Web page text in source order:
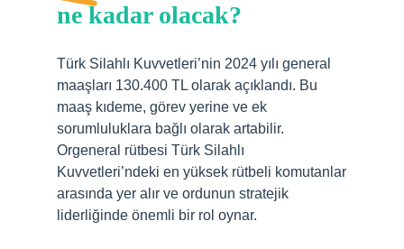
ne kadar olacak?
Türk Silahlı Kuvvetleri’nin 2024 yılı general
maaşları 130.400 TL olarak açıklandı. Bu
maaş kıdeme, görev yerine ve ek
sorumluluklara bağlı olarak artabilir.
Orgeneral rütbesi Türk Silahlı
Kuvvetleri’ndeki en yüksek rütbeli komutanlar
arasında yer alır ve ordunun stratejik
liderliğinde önemli bir rol oynar.